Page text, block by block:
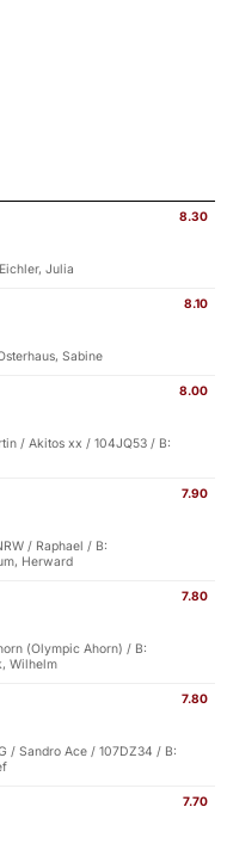
8.30
Julia
8.10
Sabine
8.00
/ Akitos xx / 104JQ53 / B:
7.90
/ Raphael / B:
Herward
7.80
(Olympic Ahorn) / B:
Wilhelm
7.80
/ Sandro Ace / 107DZ34 / B:
7.70